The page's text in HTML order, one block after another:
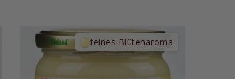
feines Blütenaroma